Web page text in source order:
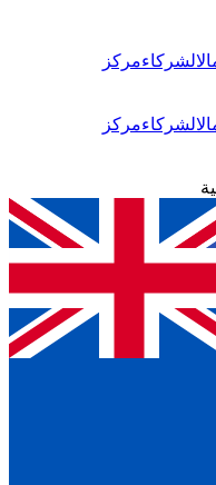
الشركاءمركز
الشركاءمركز